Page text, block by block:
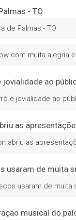
de Palmas - TO
com muita alegria
e jovialidade ao
abriu as
usaram de